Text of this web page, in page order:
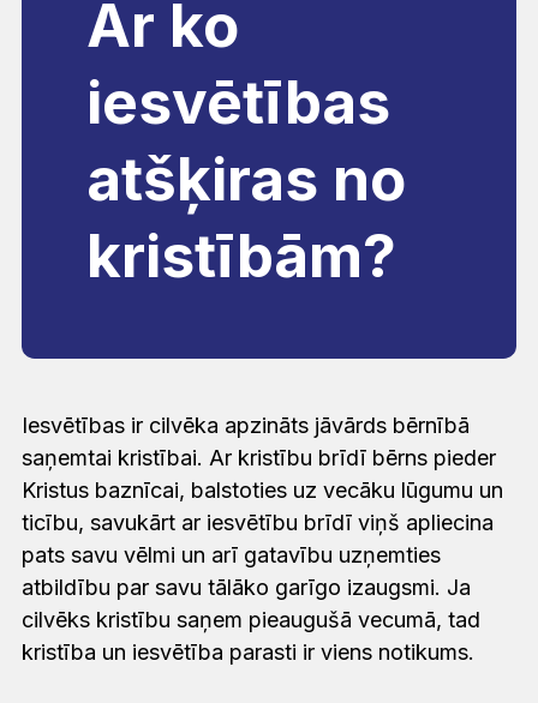
Ar ko
iesvētības
atšķiras no
kristībām?
Iesvētības ir cilvēka apzināts jāvārds bērnībā
saņemtai kristībai. Ar kristību brīdī bērns pieder
Kristus baznīcai, balstoties uz vecāku lūgumu un
ticību, savukārt ar iesvētību brīdī viņš apliecina
pats savu vēlmi un arī gatavību uzņemties
atbildību par savu tālāko garīgo izaugsmi. Ja
cilvēks kristību saņem pieaugušā vecumā, tad
kristība un iesvētība parasti ir viens notikums.